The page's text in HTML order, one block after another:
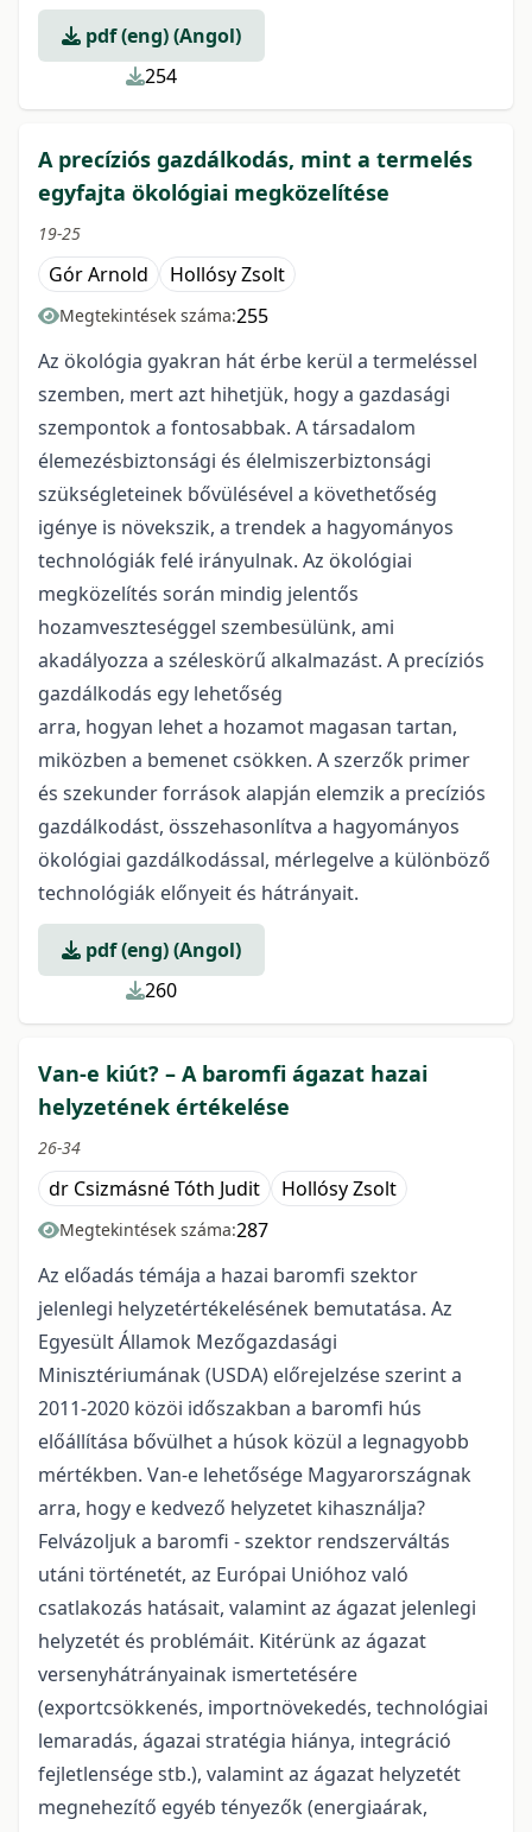
pdf (eng) (Angol)
254
A precíziós gazdálkodás, mint a termelés
egyfajta ökológiai megközelítése
19-25
Gór Arnold Hollósy Zsolt
Megtekintések száma:255
Az ökológia gyakran hát érbe kerül a termeléssel
szemben, mert azt hihetjük, hogy a gazdasági
szempontok a fontosabbak. A társadalom
élemezésbiztonsági és élelmiszerbiztonsági
szükségleteinek bővülésével a követhetőség
igénye is növekszik, a trendek a hagyományos
technológiák felé irányulnak. Az ökológiai
megközelítés során mindig jelentős
hozamveszteséggel szembesülünk, ami
akadályozza a széleskörű alkalmazást. A precíziós
gazdálkodás egy lehetőség
arra, hogyan lehet a hozamot magasan tartan,
miközben a bemenet csökken. A szerzők primer
és szekunder források alapján elemzik a precíziós
gazdálkodást, összehasonlítva a hagyományos
ökológiai gazdálkodással, mérlegelve a különböző
technológiák előnyeit és hátrányait.
pdf (eng) (Angol)
260
Van-e kiút? – A baromfi ágazat hazai
helyzetének értékelése
26-34
dr Csizmásné Tóth Judit Hollósy Zsolt
Megtekintések száma:287
Az előadás témája a hazai baromfi szektor
jelenlegi helyzetértékelésének bemutatása. Az
Egyesült Államok Mezőgazdasági
Minisztériumának (USDA) előrejelzése szerint a
2011-2020 közöi időszakban a baromfi hús
előállítása bővülhet a húsok közül a legnagyobb
mértékben. Van-e lehetősége Magyarországnak
arra, hogy e kedvező helyzetet kihasználja?
Felvázoljuk a baromfi - szektor rendszerváltás
utáni történetét, az Európai Unióhoz való
csatlakozás hatásait, valamint az ágazat jelenlegi
helyzetét és problémáit. Kitérünk az ágazat
versenyhátrányainak ismertetésére
(exportcsökkenés, importnövekedés, technológiai
lemaradás, ágazai stratégia hiánya, integráció
fejletlensége stb.), valamint az ágazat helyzetét
megnehezítő egyéb tényezők (energiaárak,